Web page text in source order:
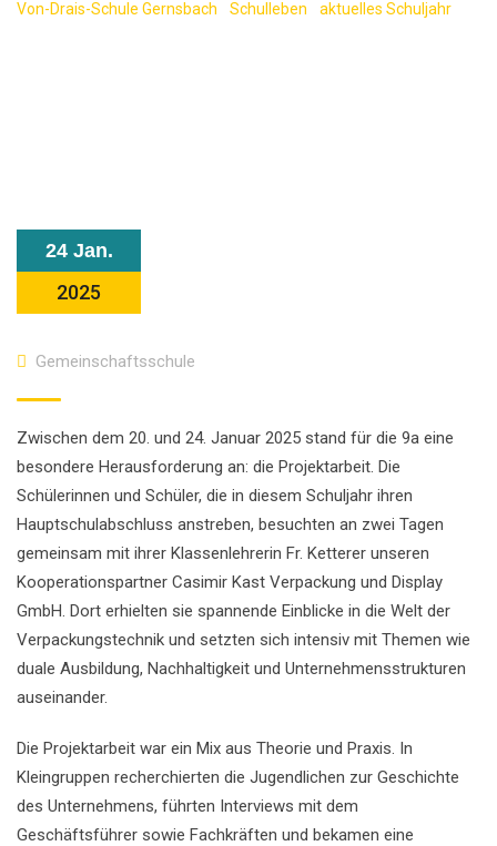
Von-Drais-Schule Gernsbach Schulleben aktuelles Schuljahr
24 Jan.
2025
Gemeinschaftsschule
Zwischen dem 20. und 24. Januar 2025 stand für die 9a eine
besondere Herausforderung an: die Projektarbeit. Die
Schülerinnen und Schüler, die in diesem Schuljahr ihren
Hauptschulabschluss anstreben, besuchten an zwei Tagen
gemeinsam mit ihrer Klassenlehrerin Fr. Ketterer unseren
Kooperationspartner Casimir Kast Verpackung und Display
GmbH. Dort erhielten sie spannende Einblicke in die Welt der
Verpackungstechnik und setzten sich intensiv mit Themen wie
duale Ausbildung, Nachhaltigkeit und Unternehmensstrukturen
auseinander.
Die Projektarbeit war ein Mix aus Theorie und Praxis. In
Kleingruppen recherchierten die Jugendlichen zur Geschichte
des Unternehmens, führten Interviews mit dem
Geschäftsführer sowie Fachkräften und bekamen eine